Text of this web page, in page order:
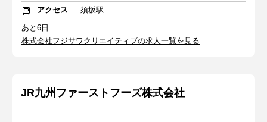
アクセス
須坂駅
あと6日
株式会社フジサワクリエイティブの求人一覧を見る
JR九州ファーストフーズ株式会社